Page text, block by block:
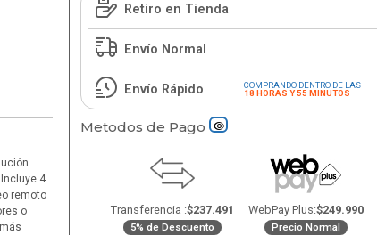
4
remoto
o
Retiro en Tienda
Envío Normal
Envío Rápido
COMPRANDO DENTRO DE LAS
18 HORAS Y 55 MINUTOS
Metodos de Pago
Transferencia :$237.491
5% de Descuento
WebPay Plus:$249.990
Precio Normal